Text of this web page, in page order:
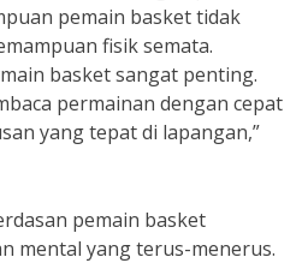
pemain basket tidak
fisik semata.
basket sangat penting.
permainan dengan cepat
yang tepat di lapangan,”
pemain basket
mental yang terus-menerus.